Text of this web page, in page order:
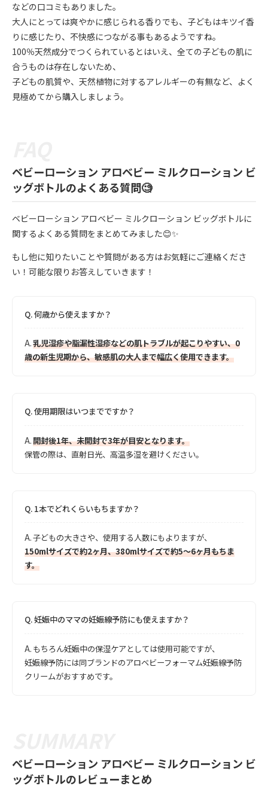
などの口コミもありました。
大人にとっては爽やかに感じられる香りでも、子どもはキツイ香
りに感じたり、不快感につながる事もあるようですね。
100％天然成分でつくられているとはいえ、全ての子どもの肌に
合うものは存在しないため、
子どもの肌質や、天然植物に対するアレルギーの有無など、よく
見極めてから購入しましょう。
ベビーローション アロベビー ミルクローション ビ
ッグボトルのよくある質問🧐
ベビーローション アロベビー ミルクローション ビッグボトルに
関するよくある質問をまとめてみました😊✨
もし他に知りたいことや質問がある方はお気軽にご連絡くださ
い！可能な限りお答えしていきます！
Q.何歳から使えますか？
A.乳児湿疹や脂漏性湿疹などの肌トラブルが起こりやすい、0
歳の新生児期から、敏感肌の大人まで幅広く使用できます。
Q.使用期限はいつまでですか？
A.開封後1年、未開封で3年が目安となります。
保管の際は、直射日光、高温多湿を避けください。
Q. 1本でどれくらいもちますか？
A.子どもの大きさや、使用する人数にもよりますが、
150mlサイズで約2ヶ月、380mlサイズで約5～6ヶ月もちま
す。
Q.妊娠中のママの妊娠線予防にも使えますか？
A. もちろん妊娠中の保湿ケアとしては使用可能ですが、
妊娠線予防には同ブランドのアロベビーフォーマム妊娠線予防
クリームがおすすめです。
ベビーローション アロベビー ミルクローション ビ
ッグボトルのレビューまとめ